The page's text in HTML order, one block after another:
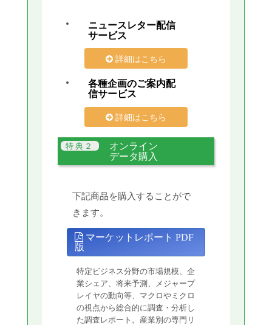
ニュースレター配信
サービス
詳細はこちら
各種企画のご案内配
信サービス
詳細はこちら
オンライン
データ購入
下記商品を購入することがで
きます。
マーケットレポート PDF
版
特定ビジネス分野の市場規模、企
業シェア、将来予測、メジャープ
レイヤの動向等、マクロやミクロ
の視点から総合的に調査・分析し
た調査レポート。産業別の専門リ